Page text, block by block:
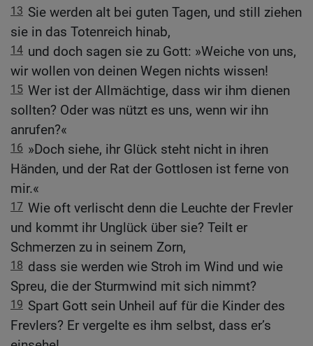
13 Sie werden alt bei guten Tagen, und still ziehen
sie in das Totenreich hinab,
14 und doch sagen sie zu Gott: »Weiche von uns,
wir wollen von deinen Wegen nichts wissen!
15 Wer ist der Allmächtige, dass wir ihm dienen
sollten? Oder was nützt es uns, wenn wir ihn
anrufen?«
16 »Doch siehe, ihr Glück steht nicht in ihren
Händen, und der Rat der Gottlosen ist ferne von
mir.«
17 Wie oft verlischt denn die Leuchte der Frevler
und kommt ihr Unglück über sie? Teilt er
Schmerzen zu in seinem Zorn,
18 dass sie werden wie Stroh im Wind und wie
Spreu, die der Sturmwind mit sich nimmt?
19 Spart Gott sein Unheil auf für die Kinder des
Frevlers? Er vergelte es ihm selbst, dass er’s